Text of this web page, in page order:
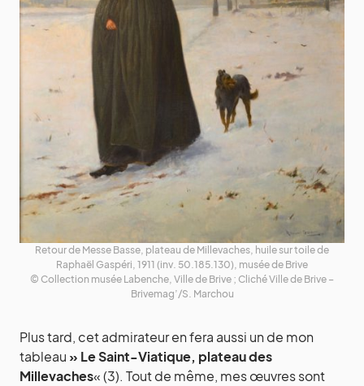
Retour de Messe Basse, plateau de Millevaches, huile sur toile de
Raphaël Gaspéri, 1911 (inv. 50.185.130), musée de Brive
© Collection musée Labenche, Ville de Brive ; Cliché Ville de Brive –
Brivemag’/S. Marchou
Plus tard, cet admirateur en fera aussi un de mon
tableau » Le Saint-Viatique, plateau des
Millevaches« (3). Tout de même, mes œuvres sont